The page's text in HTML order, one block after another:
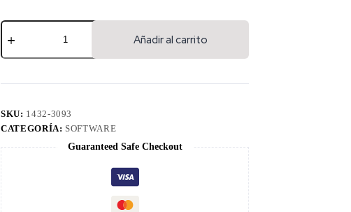
Añadir al carrito
SKU: 1432-3093
CATEGORÍA: SOFTWARE
Guaranteed Safe Checkout